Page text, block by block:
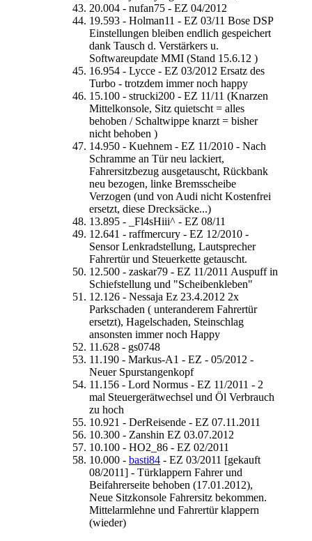
20.004 - nufan75 - EZ 04/2012
19.593 - Holman11 - EZ 03/11 Bose DSP
Einstellungen bleiben endlich gespeichert
dank Tausch d. Verstärkers u.
Softwareupdate MMI (Stand 15.6.12 )
16.954 - Lycce - EZ 03/2012 Ersatz des
Turbo - trotzdem immer noch happy
15.100 - strucki200 - EZ 11/11 (Knarzen
Mittelkonsole, Sitz quietscht = alles
behoben / Schaltwippe knarzt = bisher
nicht behoben )
14.950 - Kuehnem - EZ 11/2010 - Nach
Schramme an Tür neu lackiert,
Fahrersitzbezug ausgetauscht, Rückbank
neu bezogen, linke Bremsscheibe
Verzogen (und von Audi nicht Kostenfrei
ersetzt, diese Drecksäcke...)
13.895 - _Fl4sHiii^ - EZ 08/11
12.641 - raffmercury - EZ 12/2010 -
Sensor Lenkradstellung, Lautsprecher
Fahrertür und Steuerkette getauscht.
12.500 - zaskar79 - EZ 11/2011 Auspuff in
Schiefstellung und "Scheibenkleben"
12.126 - Nessaja Ez 23.4.2012 2x
Parkschaden ( unteranderem Fahrertür
ersetzt), Hagelschaden, Steinschlag
ansonsten immer noch Happy
11.628 - gs0748
11.190 - Markus-A1 - EZ - 05/2012 -
Neuer Spurstangenkopf
11.156 - Lord Normus - EZ 11/2011 - 2
mal Steuergerätwechsel und Öl Verbrauch
zu hoch
10.921 - DerReisende - EZ 07.11.2011
10.300 - Zanshin EZ 03.07.2012
10.100 - HO2_86 - EZ 02/2011
10.000 - basti84 - EZ 03/2011 [gekauft
08/2011] - Türklappern Fahrer und
Beifahrerseite behoben (17.01.2012),
Neue Sitzkonsole Fahrersitz bekommen.
Mittelarmlehne und Fahrertür klappern
(wieder)